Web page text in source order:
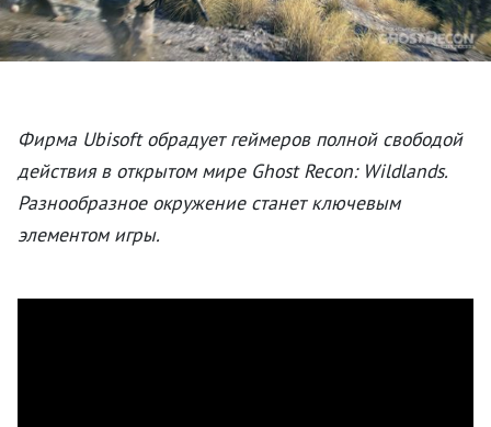
Фирма Ubisoft обрадует геймеров полной свободой
действия в открытом мире Ghost Recon: Wildlands.
Разнообразное окружение станет ключевым
элементом игры.